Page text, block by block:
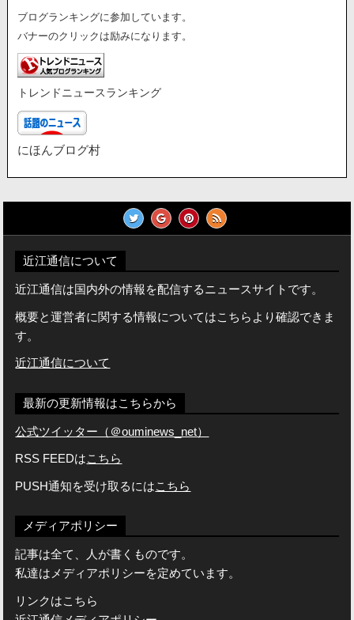
ブログランキングに参加しています。
バナーのクリックは励みになります。
トレンドニュースランキング
にほんブログ村
近江通信について
近江通信は国内外の情報を配信するニュースサイトです。
概要と運営者に関する情報についてはこちらより確認できま
す。
近江通信について
最新の更新情報はこちらから
公式ツイッター（＠ouminews_net）
RSS FEEDはこちら
PUSH通知を受け取るにはこちら
メディアポリシー
記事は全て、人が書くものです。
私達はメディアポリシーを定めています。
リンクはこちら